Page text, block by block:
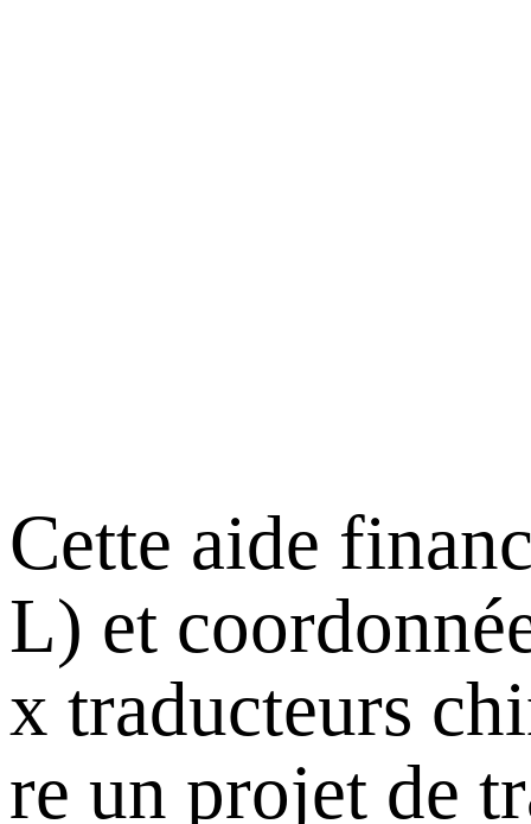
Cette aide
L) et
x traducteurs
re un projet de